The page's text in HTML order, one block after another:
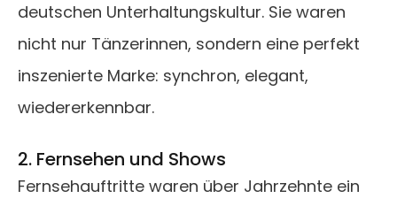
deutschen Unterhaltungskultur. Sie waren
nicht nur Tänzerinnen, sondern eine perfekt
inszenierte Marke: synchron, elegant,
wiedererkennbar.
2. Fernsehen und Shows
Fernsehauftritte waren über Jahrzehnte ein